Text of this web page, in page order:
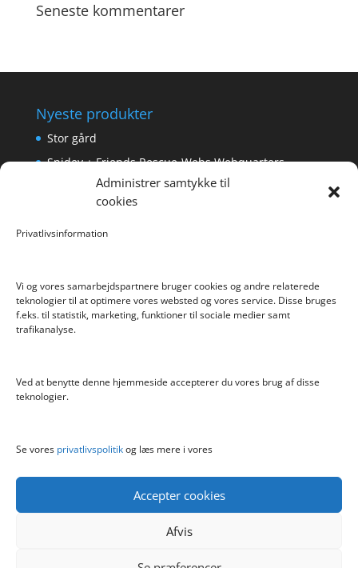
Administrer samtykke til
cookies
Privatlivsinformation
Vi og vores samarbejdspartnere bruger cookies og andre relaterede
teknologier til at optimere vores websted og vores service. Disse bruges
f.eks. til statistik, marketing, funktioner til sociale medier samt
trafikanalyse.
Ved at benytte denne hjemmeside accepterer du vores brug af disse
teknologier.
Se vores privatlivspolitikog læs mere i vores
Accepter cookies
Afvis
Seneste kommentarer
Nyeste produkter
Stor gård
Spidey + Friends Rescue-Webs Webquarters
Forlængerkabel til håndkontrol 2×2 m.
Pokemon Skoletaske med 4 Dele
Hyggeligt fehjem med gyldent enhjørning
Info
Kontakt
Privatlivspolitik